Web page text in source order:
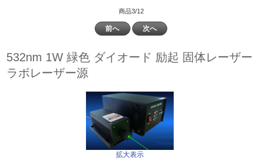
商品3/12
前へ 次へ
532nm 1W 緑色 ダイオード 励起 固体レーザー
ラボレーザー源
拡大表示